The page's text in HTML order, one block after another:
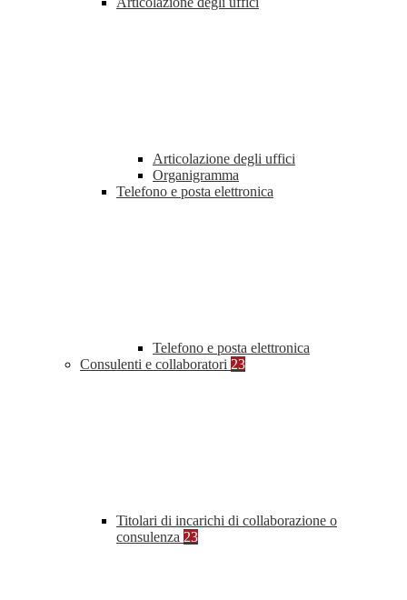
Articolazione degli uffici
Organigramma
Telefono e posta elettronica
Telefono e posta elettronica
Consulenti e collaboratori 23
Titolari di incarichi di collaborazione o
consulenza 23